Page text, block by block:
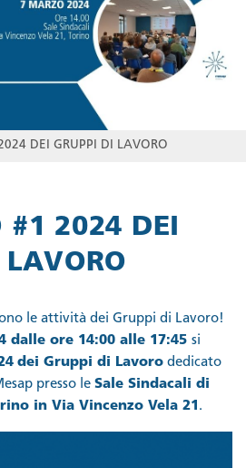
DEI GRUPPI DI LAVORO
#1 2024 DEI
le attività dei Gruppi di Lavoro!
dalle ore 14:00 alle 17:45 si
dei Gruppi di Lavoro dedicato
presso le Sale Sindacali di
in Via Vincenzo Vela 21 .